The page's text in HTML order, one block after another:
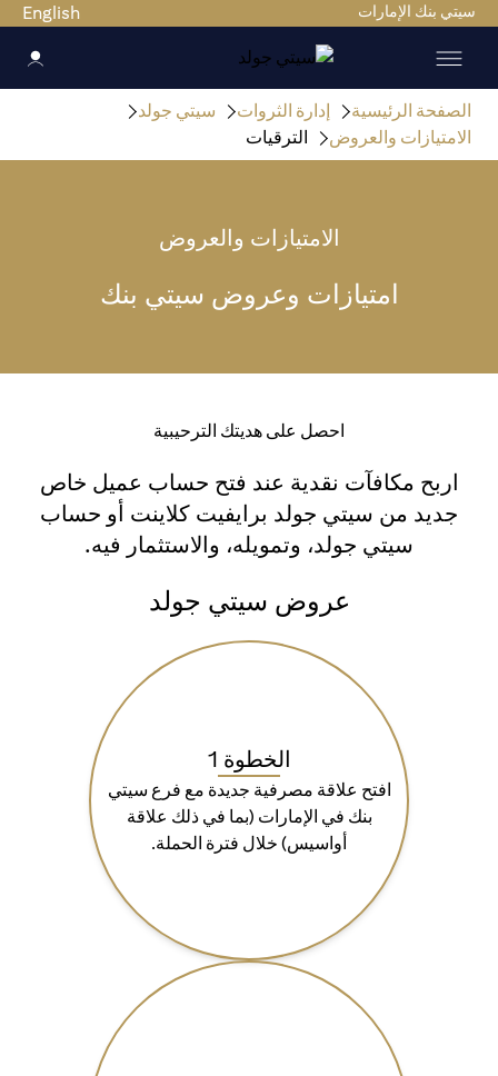
سيتي بنك الإمارات English
الصفحة الرئيسية إدارة الثروات
سيتي جولد
الامتيازات والعروض
الترقيات
الامتيازات والعروض
امتيازات وعروض سيتي بنك
احصل على هديتك الترحيبية
اربح مكافآت نقدية عند فتح حساب عميل خاص
جديد من سيتي جولد برايفيت كلاينت أو حساب
سيتي جولد، وتمويله، والاستثمار فيه.
عروض سيتي جولد
الخطوة 1
افتح علاقة مصرفية جديدة مع فرع سيتي
بنك في الإمارات (بما في ذلك علاقة
أواسيس) خلال فترة الحملة.